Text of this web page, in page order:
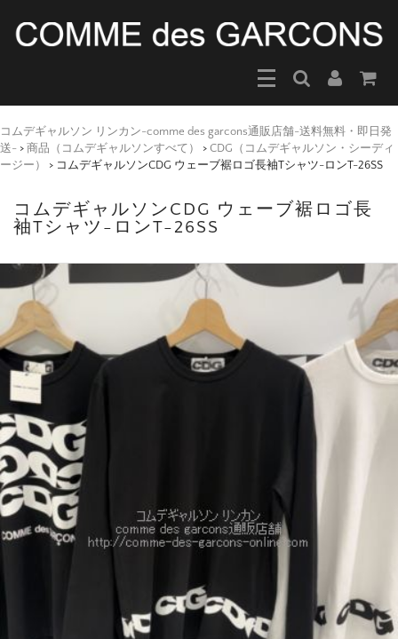
コムデギャルソン リンカン-comme des garcons通販店舗-送料無料・即日発
送- > 商品（コムデギャルソンすべて） > CDG（コムデギャルソン・シーディ
ージー）
> コムデギャルソンCDG ウェーブ裾ロゴ長袖Tシャツ-ロンT-26SS
コムデギャルソンCDG ウェーブ裾ロゴ長
袖Tシャツ-ロンT-26SS